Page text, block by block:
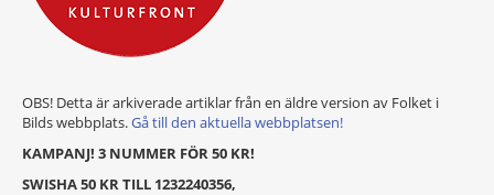
OBS! Detta är arkiverade artiklar från en äldre version av Folket i
Bilds webbplats.Gå till den aktuella webbplatsen!
KAMPANJ! 3 NUMMER FÖR 50 KR!
SWISHA 50 KR TILL 1232240356,